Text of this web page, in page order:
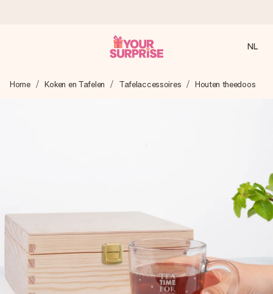
We maken jouw cadeau met zorg en zorgen dat het
Onze cadeaus worden gewaardeerd. Klanten beoordelen
Gratis wenskaartje
Je maakt in een paar stappen iets unieks – met haar naam,
jullie foto of een boodschap die raakt. Zonder gedoe, maar
met alle aandacht voor het moment.
NL
Home Koken en Tafelen Tafelaccessoires Houten theedoos